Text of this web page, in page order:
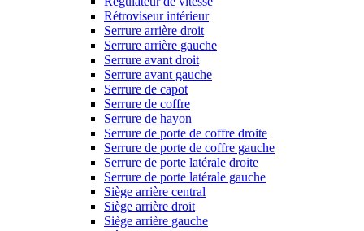
Rétroviseur intérieur
Serrure arrière droit
Serrure arrière gauche
Serrure avant droit
Serrure avant gauche
Serrure de capot
Serrure de coffre
Serrure de hayon
Serrure de porte de coffre droite
Serrure de porte de coffre gauche
Serrure de porte latérale droite
Serrure de porte latérale gauche
Siège arrière central
Siège arrière droit
Siège arrière gauche